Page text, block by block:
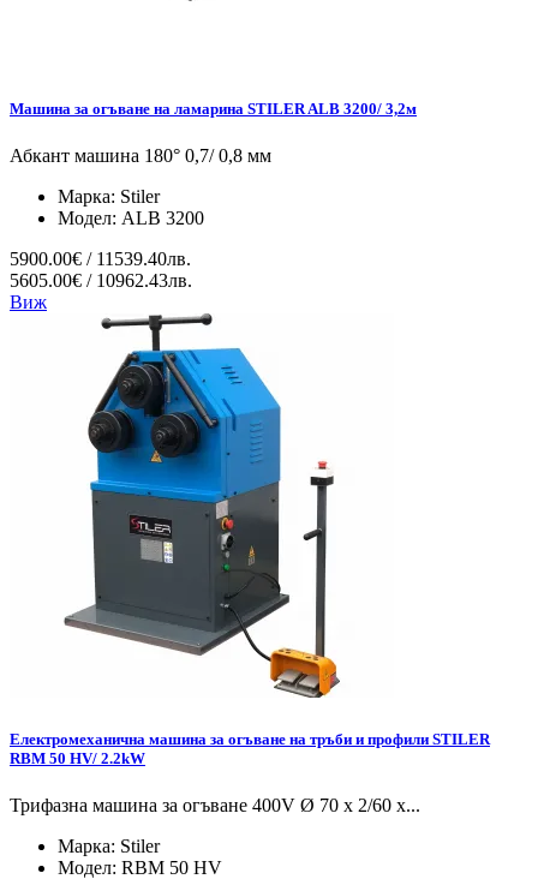
Машина за огъване на ламарина STILER ALB 3200/ 3,2м
Абкант машина 180° 0,7/ 0,8 мм
Марка: Stiler
Модел: ALB 3200
5900.00€ / 11539.40лв.
5605.00€ / 10962.43лв.
Виж
Електромеханична машина за огъване на тръби и профили STILER
RBM 50 HV/ 2.2kW
Трифазна машина за огъване 400V Ø 70 x 2/60 x...
Марка: Stiler
Модел: RBM 50 HV